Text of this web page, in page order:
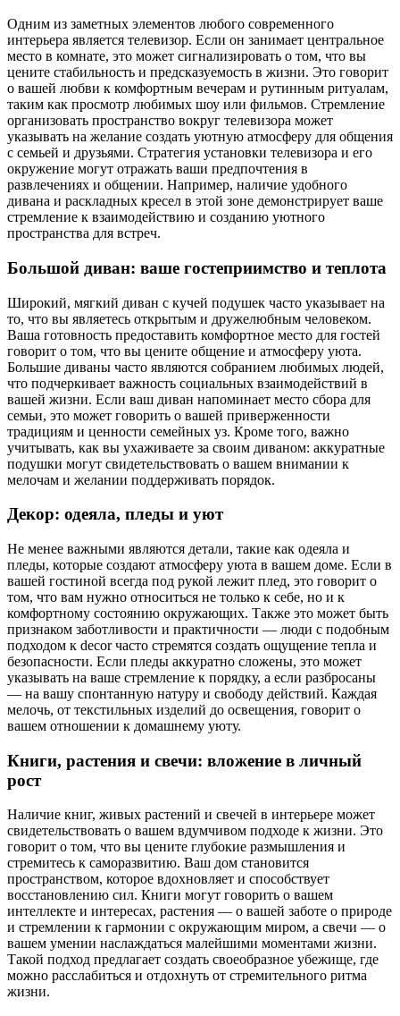
Одним из заметных элементов любого современного
интерьера является телевизор. Если он занимает центральное
место в комнате, это может сигнализировать о том, что вы
цените стабильность и предсказуемость в жизни. Это говорит
о вашей любви к комфортным вечерам и рутинным ритуалам,
таким как просмотр любимых шоу или фильмов. Стремление
организовать пространство вокруг телевизора может
указывать на желание создать уютную атмосферу для общения
с семьей и друзьями. Стратегия установки телевизора и его
окружение могут отражать ваши предпочтения в
развлечениях и общении. Например, наличие удобного
дивана и раскладных кресел в этой зоне демонстрирует ваше
стремление к взаимодействию и созданию уютного
пространства для встреч.
Большой диван: ваше гостеприимство и теплота
Широкий, мягкий диван с кучей подушек часто указывает на
то, что вы являетесь открытым и дружелюбным человеком.
Ваша готовность предоставить комфортное место для гостей
говорит о том, что вы цените общение и атмосферу уюта.
Большие диваны часто являются собранием любимых людей,
что подчеркивает важность социальных взаимодействий в
вашей жизни. Если ваш диван напоминает место сбора для
семьи, это может говорить о вашей приверженности
традициям и ценности семейных уз. Кроме того, важно
учитывать, как вы ухаживаете за своим диваном: аккуратные
подушки могут свидетельствовать о вашем внимании к
мелочам и желании поддерживать порядок.
Декор: одеяла, пледы и уют
Не менее важными являются детали, такие как одеяла и
пледы, которые создают атмосферу уюта в вашем доме. Если в
вашей гостиной всегда под рукой лежит плед, это говорит о
том, что вам нужно относиться не только к себе, но и к
комфортному состоянию окружающих. Также это может быть
признаком заботливости и практичности — люди с подобным
подходом к decor часто стремятся создать ощущение тепла и
безопасности. Если пледы аккуратно сложены, это может
указывать на ваше стремление к порядку, а если разбросаны
— на вашу спонтанную натуру и свободу действий. Каждая
мелочь, от текстильных изделий до освещения, говорит о
вашем отношении к домашнему уюту.
Книги, растения и свечи: вложение в личный
рост
Наличие книг, живых растений и свечей в интерьере может
свидетельствовать о вашем вдумчивом подходе к жизни. Это
говорит о том, что вы цените глубокие размышления и
стремитесь к саморазвитию. Ваш дом становится
пространством, которое вдохновляет и способствует
восстановлению сил. Книги могут говорить о вашем
интеллекте и интересах, растения — о вашей заботе о природе
и стремлении к гармонии с окружающим миром, а свечи — о
вашем умении наслаждаться малейшими моментами жизни.
Такой подход предлагает создать своеобразное убежище, где
можно расслабиться и отдохнуть от стремительного ритма
жизни.